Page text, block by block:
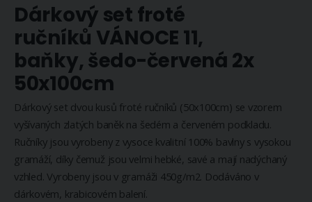
na
začátek
galerie
s
obrázky
Dárkový set froté
ručníků VÁNOCE 11,
baňky, šedo-červená 2x
50x100cm
Dárkový set dvou kusů froté ručníků (50x100cm) se vzorem
vyšívaných zlatých baněk na šedém a červeném podkladu.
Ručníky jsou vyrobeny z vysoce kvalitní 100% bavlny s vysokou
gramáží, díky čemuž jsou velmi hebké, savé a mají nadýchaný
vzhled. Vyrobeny jsou v gramáži 450g/m2. Dodáváno v
dárkovém, krabicovém balení.